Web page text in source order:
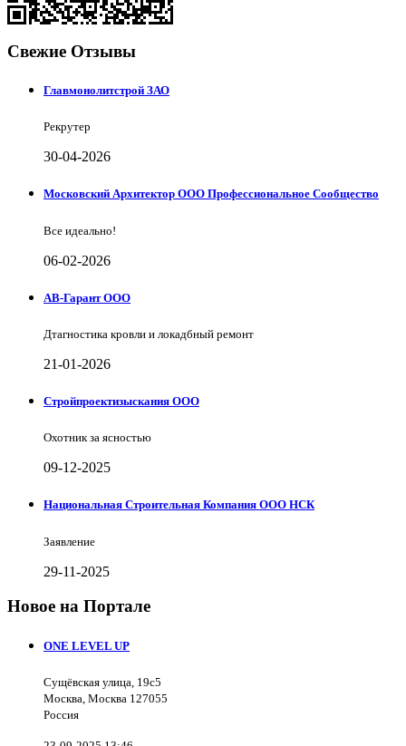
Свежие Отзывы
Главмонолитстрой ЗАО
Рекрутер
30-04-2026
Московский Архитектор ООО Профессиональное Сообщество
Все идеально!
06-02-2026
АВ-Гарант ООО
Дтагностика кровли и локадбный ремонт
21-01-2026
Стройпроектизыскания ООО
Охотник за ясностью
09-12-2025
Национальная Строительная Компания ООО НСК
Заявление
29-11-2025
Новое на Портале
ONE LEVEL UP
Сущёвская улица, 19с5
Москва, Москва 127055
Россия